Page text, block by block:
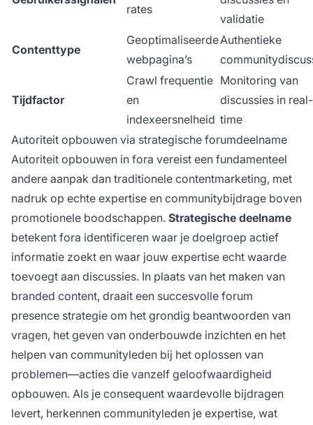
rates
validatie
Contenttype
Geoptimaliseerde
webpagina’s
Authentieke
Tijdfactor
Crawl frequentie
en
indexeersnelheid
Monitoring van
discussies in real-
time
Autoriteit opbouwen via strategische forumdeelname
Autoriteit opbouwen in fora vereist een fundamenteel
andere aanpak dan traditionele contentmarketing, met
nadruk op echte expertise en communitybijdrage boven
promotionele boodschappen. Strategische deelname
betekent fora identificeren waar je doelgroep actief
informatie zoekt en waar jouw expertise echt waarde
toevoegt aan discussies. In plaats van het maken van
branded content, draait een succesvolle forum
presence strategie om het grondig beantwoorden van
vragen, het geven van onderbouwde inzichten en het
helpen van communityleden bij het oplossen van
problemen—acties die vanzelf geloofwaardigheid
opbouwen. Als je consequent waardevolle bijdragen
levert, herkennen communityleden je expertise, wat